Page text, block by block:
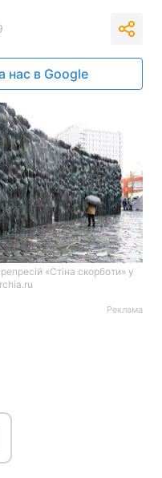
нас в Google
«Стіна скорботи» у
Реклама